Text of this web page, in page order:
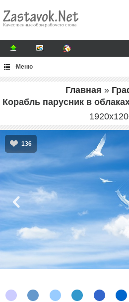
Меню
Главная »
Корабль парусник в
1920x
136